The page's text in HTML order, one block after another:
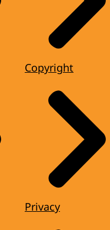
Copyright
Privacy